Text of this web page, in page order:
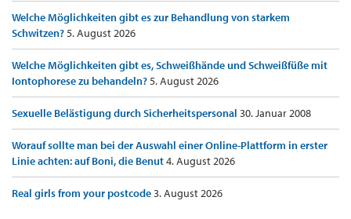
Welche Möglichkeiten gibt es zur Behandlung von starkem
Schwitzen?5. August 2026
Welche Möglichkeiten gibt es, Schweißhände und Schweißfüße mit
Iontophorese zu behandeln?5. August 2026
Sexuelle Belästigung durch Sicherheitspersonal 30. Januar 2008
Worauf sollte man bei der Auswahl einer Online-Plattform in erster
Linie achten: auf Boni, die Benut4. August 2026
Real girls from your postcode3. August 2026